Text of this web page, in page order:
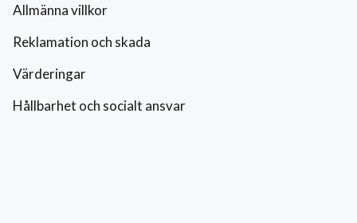
Allmänna villkor
Reklamation och skada
Värderingar
Hållbarhet och socialt ansvar